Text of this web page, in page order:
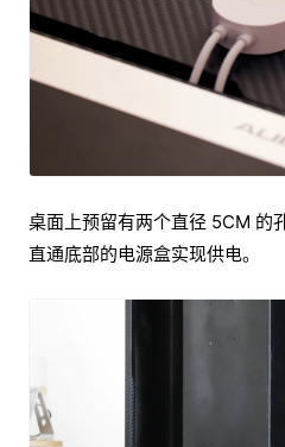
桌面上预留有两个直径 5CM 的
直通底部的电源盒实现供电。